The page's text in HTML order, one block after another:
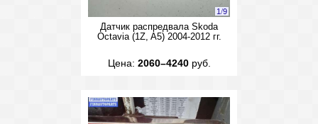
1/9
Датчик распредвала Skoda
Octavia (1Z, A5) 2004-2012 гг.
Цена: 2060–4240руб.